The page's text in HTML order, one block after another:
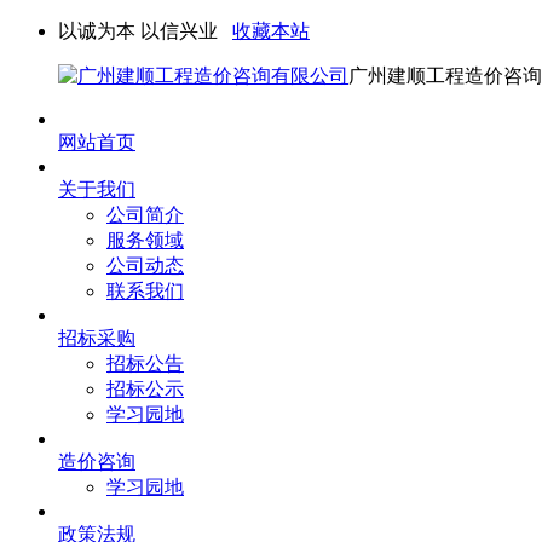
以诚为本 以信兴业 收藏本站
广州建顺工程造价咨
网站首页
关于我们
公司简介
服务领域
公司动态
联系我们
招标采购
招标公告
招标公示
学习园地
造价咨询
学习园地
政策法规